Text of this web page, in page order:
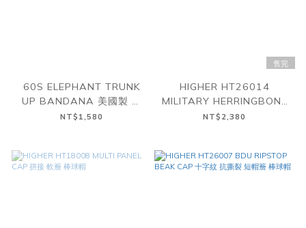
60S ELEPHANT TRUNK
UP BANDANA 美國製 大
象 上鼻 純棉 紅色 領巾 方巾
NT$1,580
售完
HIGHER HT26014
MILITARY HERRINGBONE
CASQUETTE 人字紋 報童
NT$2,380